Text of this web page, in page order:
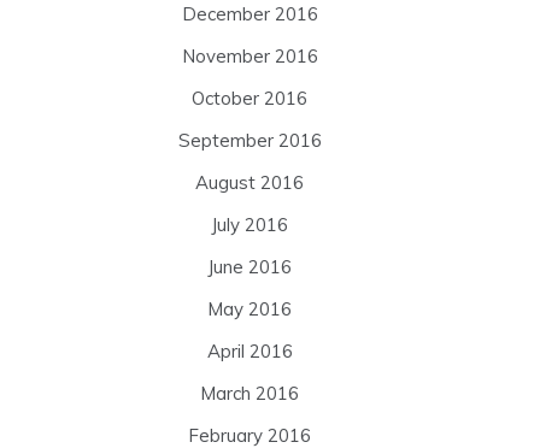
December 2016
November 2016
October 2016
September 2016
August 2016
July 2016
June 2016
May 2016
April 2016
March 2016
February 2016